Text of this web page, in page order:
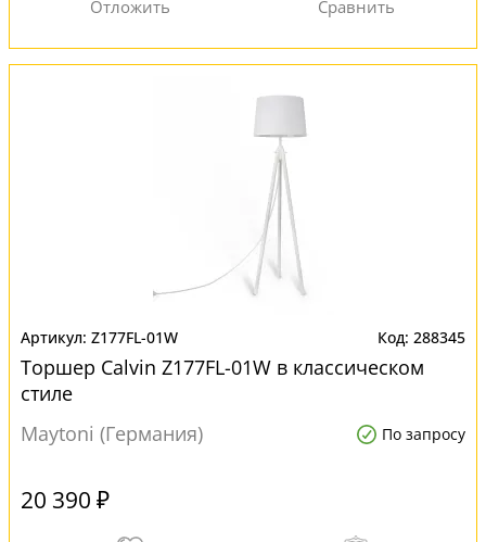
Z177FL-01W 288345
Торшер Calvin Z177FL-01W в классическом
стиле
Maytoni (Германия)
По запросу
20 390 ₽